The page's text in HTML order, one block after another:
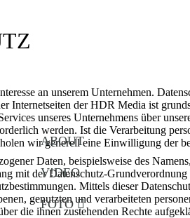
ABOUT
V!DEO
FOTO
an unserem Unternehmen.
Internetseiten der HDR Media ist
unseres Unternehmens über
werden. Ist die Verarbeitung
wir generell eine Einwilligung der
Daten, beispielsweise des
mit der Datenschutz-
Mittels dieser
genutzten und verarbeiteten
die ihnen zustehenden Rechte